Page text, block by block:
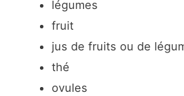
légumes
fruit
jus de fruits ou de
thé
ovules